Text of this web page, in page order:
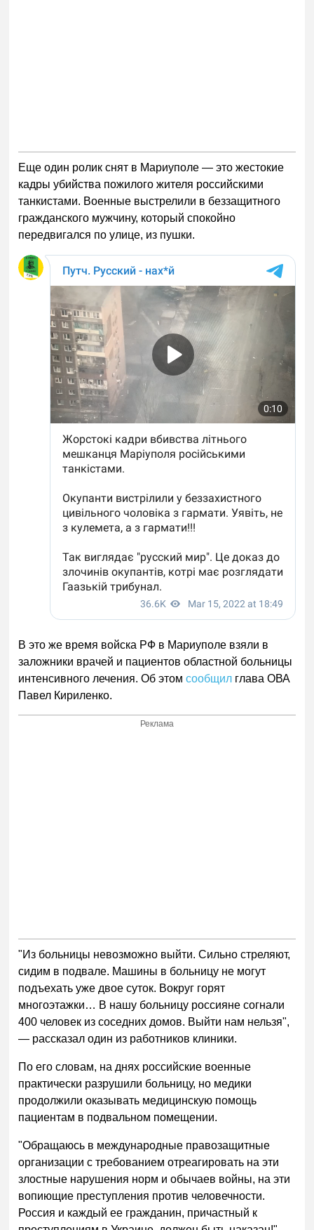
Еще один ролик снят в Мариуполе — это жестокие
кадры убийства пожилого жителя российскими
танкистами. Военные выстрелили в беззащитного
гражданского мужчину, который спокойно
передвигался по улице, из пушки.
В это же время войска РФ в Мариуполе взяли в
заложники врачей и пациентов областной больницы
интенсивного лечения. Об этомсообщил глава ОВА
Павел Кириленко.
Реклама
"Из больницы невозможно выйти. Сильно стреляют,
сидим в подвале. Машины в больницу не могут
подъехать уже двое суток. Вокруг горят
многоэтажки… В нашу больницу россияне согнали
400 человек из соседних домов. Выйти нам нельзя",
— рассказал один из работников клиники.
По его словам, на днях российские военные
практически разрушили больницу, но медики
продолжили оказывать медицинскую помощь
пациентам в подвальном помещении.
"Обращаюсь в международные правозащитные
организации с требованием отреагировать на эти
злостные нарушения норм и обычаев войны, на эти
вопиющие преступления против человечности.
Россия и каждый ее гражданин, причастный к